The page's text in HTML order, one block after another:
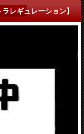
レギュレーション】